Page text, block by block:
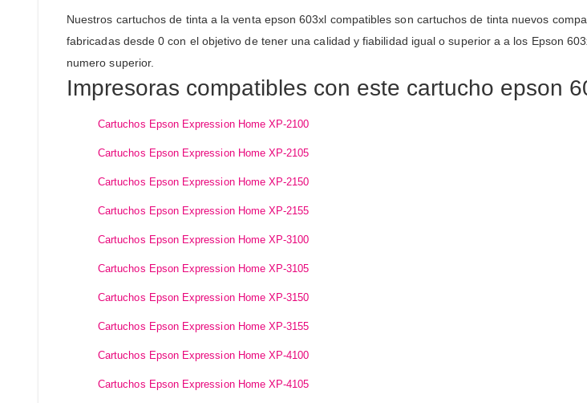
imágenesNuestros cartuchos de tinta a la venta epson 603xl compatibles son cartuchos de tinta nuevos
fabricadas desde 0 con el objetivo de tener una calidad y fiabilidad igual o superior a a los Epson
numero superior.
Impresoras compatibles con este cartucho epson
Cartuchos Epson Expression Home XP-2100
Cartuchos Epson Expression Home XP-2105
Cartuchos Epson Expression Home XP-2150
Cartuchos Epson Expression Home XP-2155
Cartuchos Epson Expression Home XP-3100
Cartuchos Epson Expression Home XP-3105
Cartuchos Epson Expression Home XP-3150
Cartuchos Epson Expression Home XP-3155
Cartuchos Epson Expression Home XP-4100
Cartuchos Epson Expression Home XP-4105